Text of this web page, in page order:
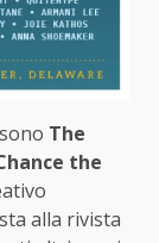
The
the
alla rivista